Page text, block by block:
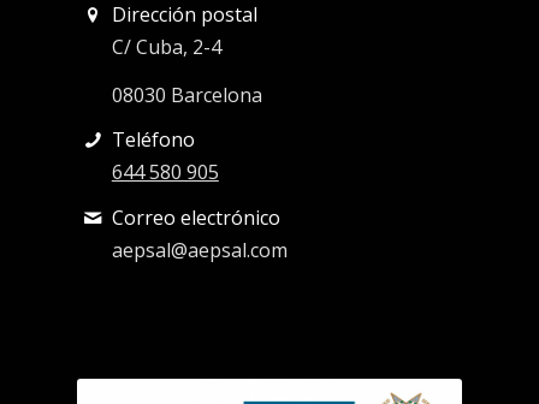
Dirección postal
C/ Cuba, 2-4
08030 Barcelona
Teléfono
644 580 905
Correo electrónico
aepsal@aepsal.com